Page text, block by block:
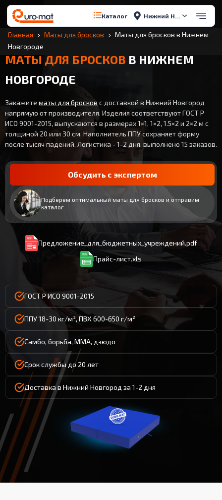
Каталог Нижний Новгород
Главная Маты для бросков
Маты для бросков в Нижнем
Новгороде
МАТЫ ДЛЯ БРОСКОВ В НИЖНЕМ
НОВГОРОДЕ
Закажите маты для бросков с доставкой в Нижний Новгород
напрямую от производителя. Изделия соответствуют ГОСТ Р
ИСО 9001-2015, выпускаются в размерах 1×1, 1×2, 1.5×2 и 2×2 м с
толщиной 20 или 30 см. Наполнитель ППУ сохраняет форму
после тысяч падений. Логистика - 1-2 дня, выполнено 15 заказов.
Обсудить с экспертом
Подберем оптимальный маты для бросков и отправим
каталог
Предложение_для_бюджетных_учреждений.pdf
Прайс-лист.xls
ГОСТ Р ИСО 9001-2015
ППУ 18-30 кг/м³, ПВХ 600-650 г/м²
Самбо, борьба, ММА, дзюдо
Срок службы до 20 лет
Доставка в Нижний Новгород за 1-2 дня